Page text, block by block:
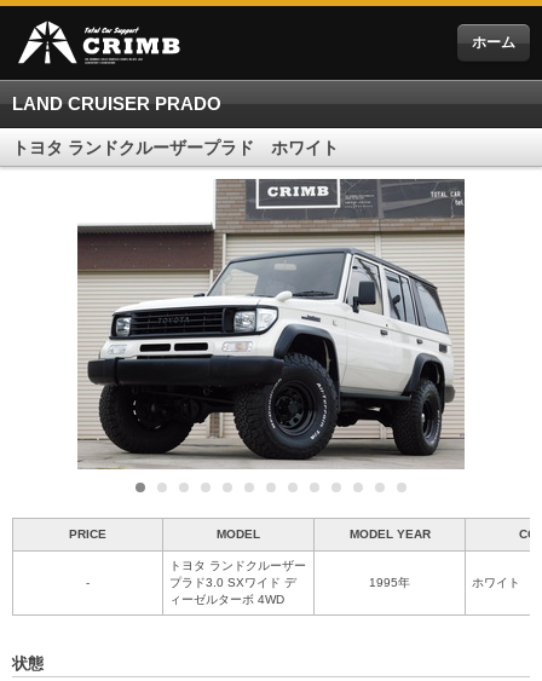
ホーム
LAND CRUISER PRADO
トヨタ ランドクルーザープラド ホワイト
PRICE MODEL MODEL YEAR
-
トヨタ ランドクルーザー
プラド3.0 SXワイド デ
ィーゼルターボ 4WD
1995年 ホワイト
状態